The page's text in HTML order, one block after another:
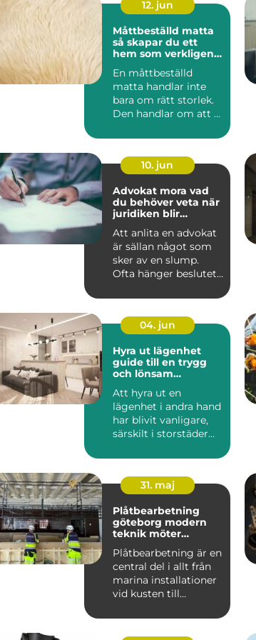
12. jun
Måttbeställd matta
så skapar du ett
hem som verkligen
En måttbeställd
matta handlar inte
bara om rätt storlek.
Den handlar om att få
g...
10. jun
Advokat mora vad
du behöver veta när
juridiken blir
Att anlita en advokat
är sällan något som
sker av en slump.
Ofta hänger beslutet
04. jun
Hyra ut lägenhet
guide till en trygg
och lönsam
g
Att hyra ut en
lägenhet i andra hand
har blivit vanligare,
särskilt i storstäder
31. maj
Plåtbearbetning
göteborg modern
teknik möter
Plåtbearbetning är en
central del i allt från
marina installationer
vid kusten till